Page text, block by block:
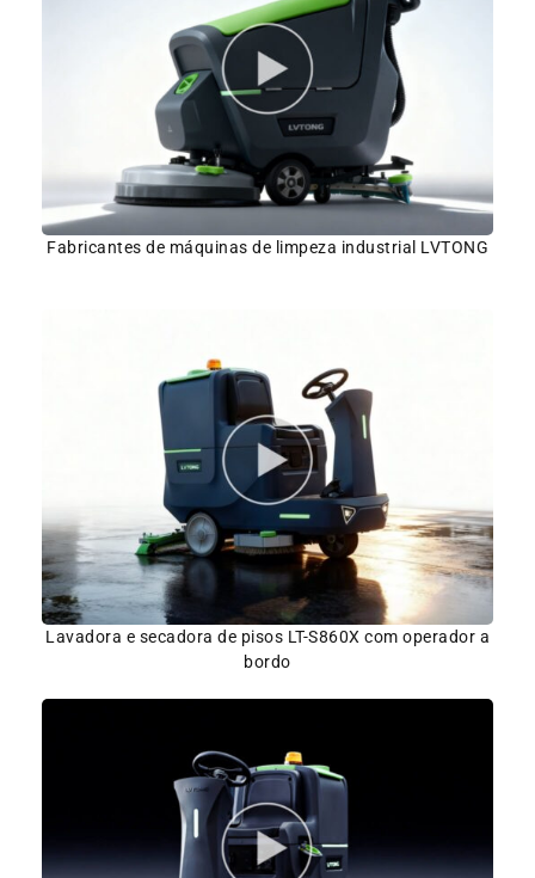
Fabricantes de máquinas de limpeza industrial LVTONG
Lavadora e secadora de pisos LT-S860X com operador a
bordo